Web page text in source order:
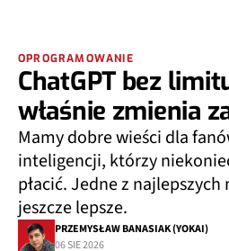
OPROGRAMOWANIE
ChatGPT bez
właśnie zmienia
Mamy dobre wieści dla
inteligencji, którzy
płacić. Jedne z
jeszcze lepsze.
PRZEMYSŁAW BANASIAK (YOKAI)
06 SIE 2026